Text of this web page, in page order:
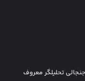
تحلیلگر معروف